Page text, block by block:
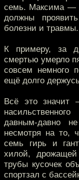
семь. Максима —
должны
болезни и травмы.
К примеру, за
смертью умерло
совсем немного
ещё долго
Всё это значит
давным-давно
несмотря на то,
семь гирь и
хилой,
трубы кусочек
спортзал с